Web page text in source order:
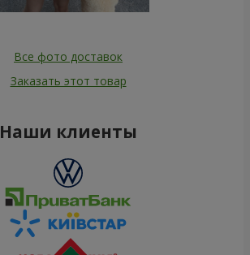
Все фото доставок
Заказать этот товар
Наши клиенты